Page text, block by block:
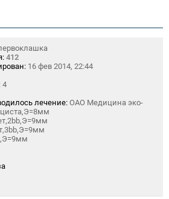
412
16 фев 2014, 22:44
4
лечение: ОАО Медицина эко-